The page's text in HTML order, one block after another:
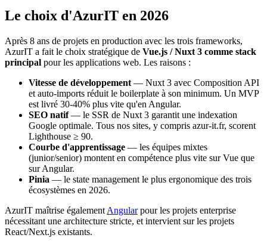
Le choix d'AzurIT en 2026
Après 8 ans de projets en production avec les trois frameworks,
AzurIT a fait le choix stratégique de Vue.js / Nuxt 3 comme stack
principal pour les applications web. Les raisons :
Vitesse de développement — Nuxt 3 avec Composition API
et auto-imports réduit le boilerplate à son minimum. Un MVP
est livré 30-40% plus vite qu'en Angular.
SEO natif— le SSR de Nuxt 3 garantit une indexation
Google optimale. Tous nos sites, y compris azur-it.fr, scorent
Lighthouse ≥ 90.
Courbe d'apprentissage — les équipes mixtes
(junior/senior) montent en compétence plus vite sur Vue que
sur Angular.
Pinia — le state management le plus ergonomique des trois
écosystèmes en 2026.
AzurIT maîtrise également Angularpour les projets enterprise
nécessitant une architecture stricte, et intervient sur les projets
React/Next.js existants.